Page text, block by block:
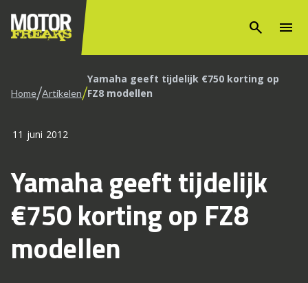
search menu
Home/Artikelen/Yamaha geeft tijdelijk €750 korting op
FZ8 modellen
11 juni 2012
Yamaha geeft tijdelijk
€750 korting op FZ8
modellen